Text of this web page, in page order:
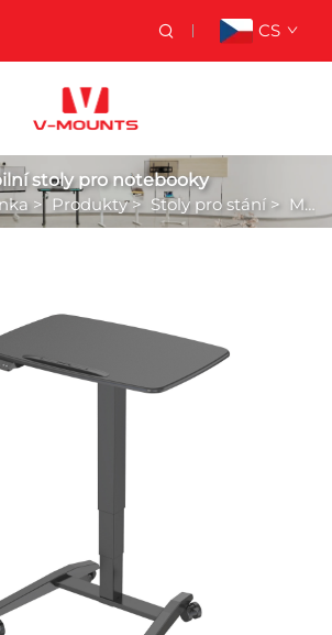
CS
stoly pro notebooky
> Produkty> Stoly pro stání > Mobilní stoly pro notebooky